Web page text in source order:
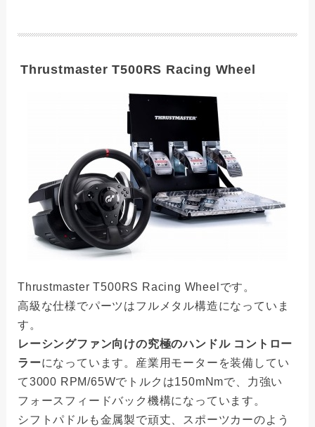
Thrustmaster T500RS Racing Wheel
Thrustmaster T500RS Racing Wheelです。
高級な仕様でパーツはフルメタル構造になっていま
す。
レーシングファン向けの究極のハンドル コントロー
ラーになっています。産業用モーターを装備してい
て3000 RPM/65Wでトルクは150mNmで、力強い
フォースフィードバック機構になっています。
シフトパドルも金属製で頑丈、スポーツカーのよう